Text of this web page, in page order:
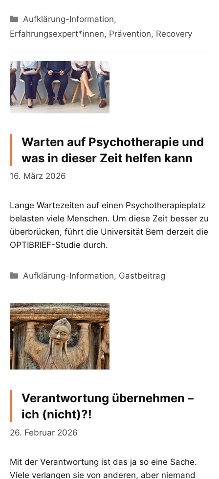
Kategorien
Aufklärung-Information,
Erfahrungsexpert*innen, Prävention, Recovery
Warten auf Psychotherapie und
was in dieser Zeit helfen kann
16. März 2026
Lange Wartezeiten auf einen Psychotherapieplatz
belasten viele Menschen. Um diese Zeit besser zu
überbrücken, führt die Universität Bern derzeit die
OPTIBRIEF-Studie durch.
Kategorien
Aufklärung-Information, Gastbeitrag
Verantwortung übernehmen –
ich (nicht)?!
26. Februar 2026
Mit der Verantwortung ist das ja so eine Sache.
Viele verlangen sie von anderen, aber niemand